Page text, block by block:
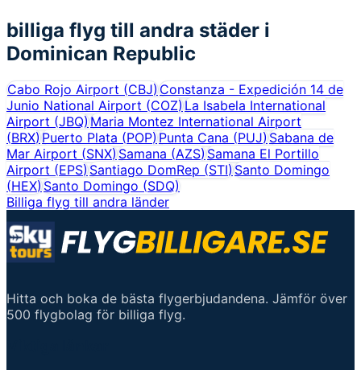
billiga flyg till andra städer i
Dominican Republic
Cabo Rojo Airport (CBJ)Constanza - Expedición 14 de
Junio National Airport (COZ)La Isabela International
Airport (JBQ)Maria Montez International Airport
(BRX)Puerto Plata (POP) Punta Cana (PUJ) Sabana de
Mar Airport (SNX)Samana (AZS) Samana El Portillo
Airport (EPS)Santiago DomRep (STI) Santo Domingo
(HEX)Santo Domingo (SDQ)
Billiga flyg till andra länder
Hitta och boka de bästa flygerbjudandena. Jämför över
500 flygbolag för billiga flyg.